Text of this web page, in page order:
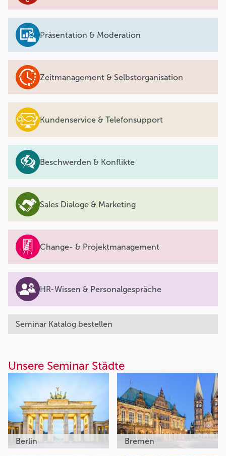
Präsentation & Moderation
Zeitmanagement & Selbstorganisation
Kundenservice & Telefonsupport
Beschwerden & Konflikte
Sales Dialoge & Marketing
Change- & Projektmanagement
HR-Wissen & Personalgespräche
Seminar Katalog bestellen
Unsere Seminar Städte
Berlin Bremen